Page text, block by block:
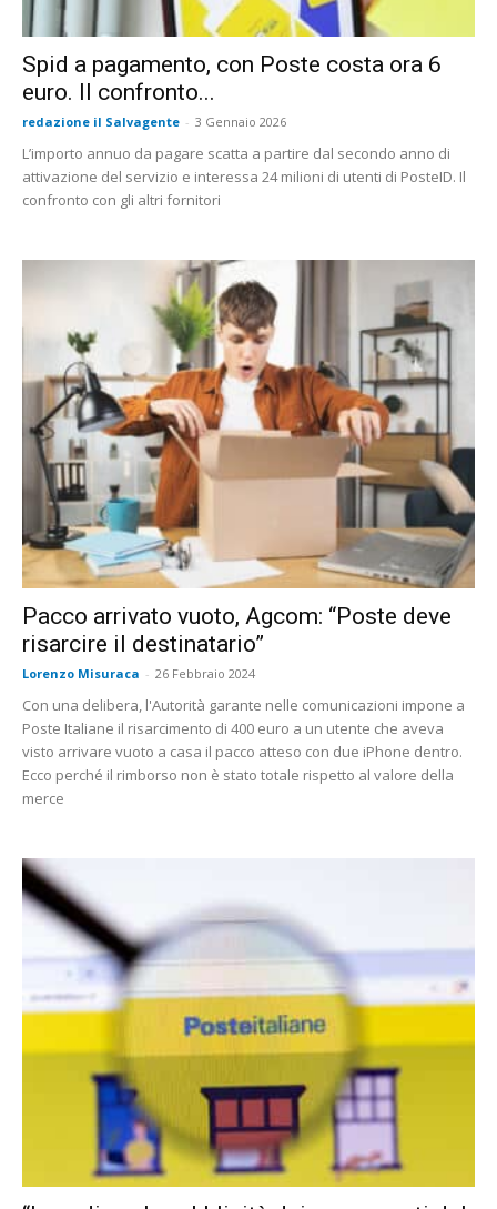
Spid a pagamento, con Poste costa ora 6
euro. Il confronto...
redazione il Salvagente - 3 Gennaio 2026
L’importo annuo da pagare scatta a partire dal secondo anno di
attivazione del servizio e interessa 24 milioni di utenti di PosteID. Il
confronto con gli altri fornitori
Pacco arrivato vuoto, Agcom: “Poste deve
risarcire il destinatario”
Lorenzo Misuraca - 26 Febbraio 2024
Con una delibera, l'Autorità garante nelle comunicazioni impone a
Poste Italiane il risarcimento di 400 euro a un utente che aveva
visto arrivare vuoto a casa il pacco atteso con due iPhone dentro.
Ecco perché il rimborso non è stato totale rispetto al valore della
merce